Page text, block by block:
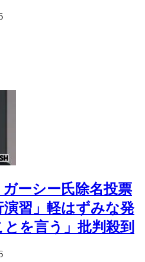
ーシー氏除名投票
演習」軽はずみな発
を言う」批判殺到